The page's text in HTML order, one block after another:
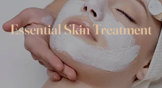
Essential Skin Treatment